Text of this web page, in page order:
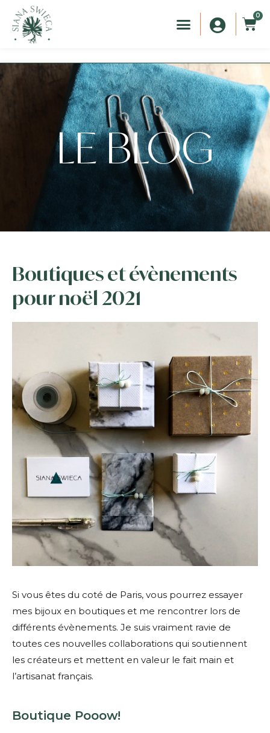
0
LE BLOG
Boutiques et évènements
pour noël 2021
Si vous êtes du coté de Paris, vous pourrez essayer
mes bijoux en boutiques et me rencontrer lors de
différents évènements. Je suis vraiment ravie de
toutes ces nouvelles collaborations qui soutiennent
les créateurs et mettent en valeur le fait main et
l’artisanat français.
Boutique Pooow!